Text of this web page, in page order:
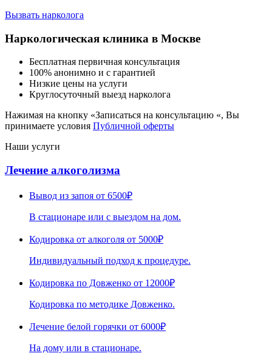
Вызвать нарколога
Наркологическая клиника в Москве
Бесплатная первичная консультация
100% анонимно и с гарантией
Низкие цены на услуги
Круглосуточный выезд нарколога
Нажимая на кнопку «Записаться на консультацию «, Вы
принимаете условия Публичной оферты
Наши услуги
Лечение алкоголизма
Вывод из запоя от 6500₽
В стационаре или с выездом на дом.
Кодировка от алкоголя от 5000₽
Индивидуальный подход к процедуре.
Кодировка по Довженко от 12000₽
Кодировка по методике Довженко.
Лечение белой горячки от 6000₽
На дому или в стационаре.